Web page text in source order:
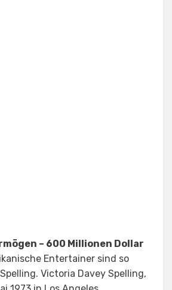
– 600 Millionen Dollar
Entertainer sind so
Victoria Davey Spelling,